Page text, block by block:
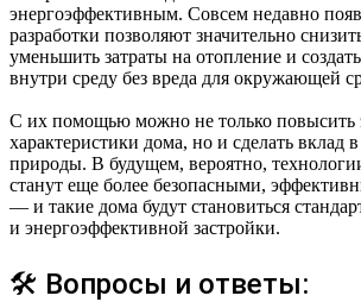
энергоэффективным. Совсем недавно
разработки позволяют значительно
уменьшить затраты на отопление и
внутри среду без вреда для окружающей
С их помощью можно не только повысить
характеристики дома, но и сделать вклад
природы. В будущем, вероятно,
станут еще более безопасными,
— и такие дома будут становиться
и энергоэффективной застройки.
🛠 Вопросы и ответы: